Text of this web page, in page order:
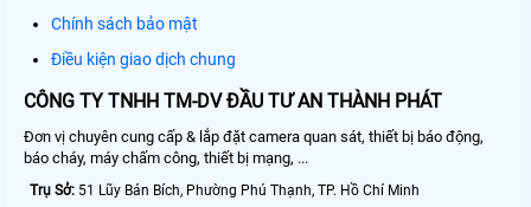
Chính sách bảo mật
Điều kiện giao dịch chung
CÔNG TY TNHH TM-DV ĐẦU TƯ AN THÀNH PHÁT
Đơn vị chuyên cung cấp & lắp đặt camera quan sát, thiết bị báo động,
báo cháy, máy chấm công, thiết bị mạng, ...
Trụ Sở: 51 Lũy Bán Bích, Phường Phú Thạnh, TP. Hồ Chí Minh